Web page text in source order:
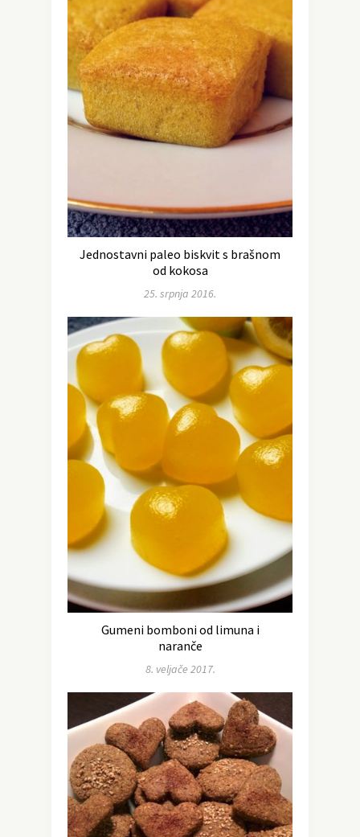
Jednostavni paleo biskvit s brašnom
od kokosa
25. srpnja 2016.
Gumeni bomboni od limuna i
naranče
8. veljače 2017.